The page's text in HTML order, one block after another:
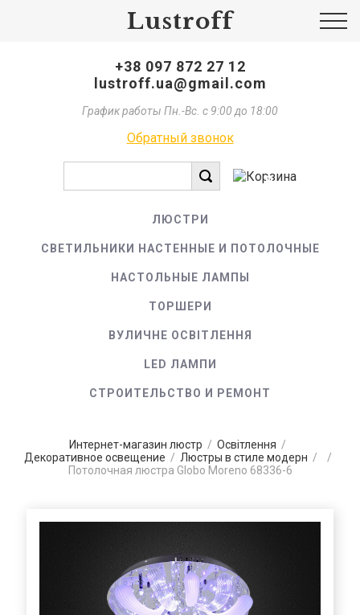
Lustroff
+38 097 872 27 12
lustroff.ua@gmail.com
График работы Пн.-Вс. с 9:00 до 18:00
Обратный звонок
0
ЛЮСТРИ
СВЕТИЛЬНИКИ НАСТЕННЫЕ И ПОТОЛОЧНЫЕ
НАСТОЛЬНЫЕ ЛАМПЫ
ТОРШЕРИ
ВУЛИЧНЕ ОСВІТЛЕННЯ
LED ЛАМПИ
СТРОИТЕЛЬСТВО И РЕМОНТ
Интернет-магазин люстр / Освітлення /
Декоративное освещение / Люстры в стиле модерн /
/
Потолочная люстра Globo Moreno 68336-6